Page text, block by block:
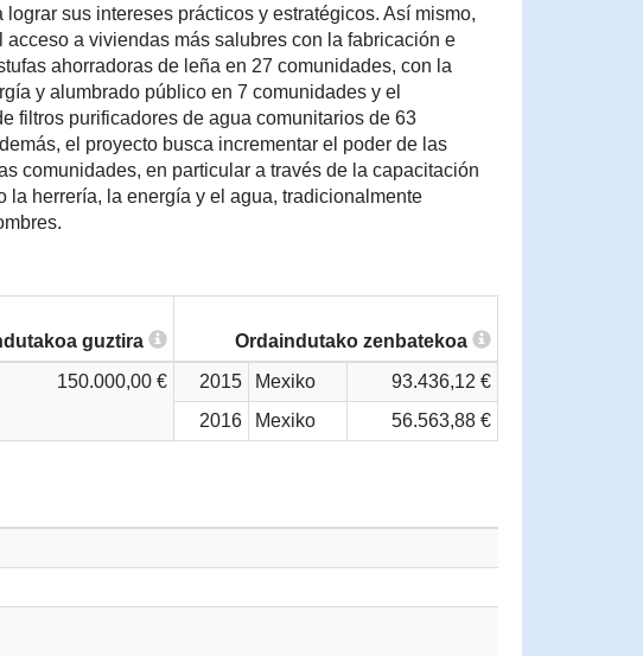
lograr sus intereses prácticos y estratégicos. Así mismo,
acceso a viviendas más salubres con la fabricación e
ahorradoras de leña en 27 comunidades, con la
y alumbrado público en 7 comunidades y el
filtros purificadores de agua comunitarios de 63
el proyecto busca incrementar el poder de las
comunidades, en particular a través de la capacitación
la herrería, la energía y el agua, tradicionalmente
guztira
Ordaindutako zenbatekoa
150.000,00 € 2015 Mexiko
93.436,12 €
2016
Mexiko 56.563,88 €